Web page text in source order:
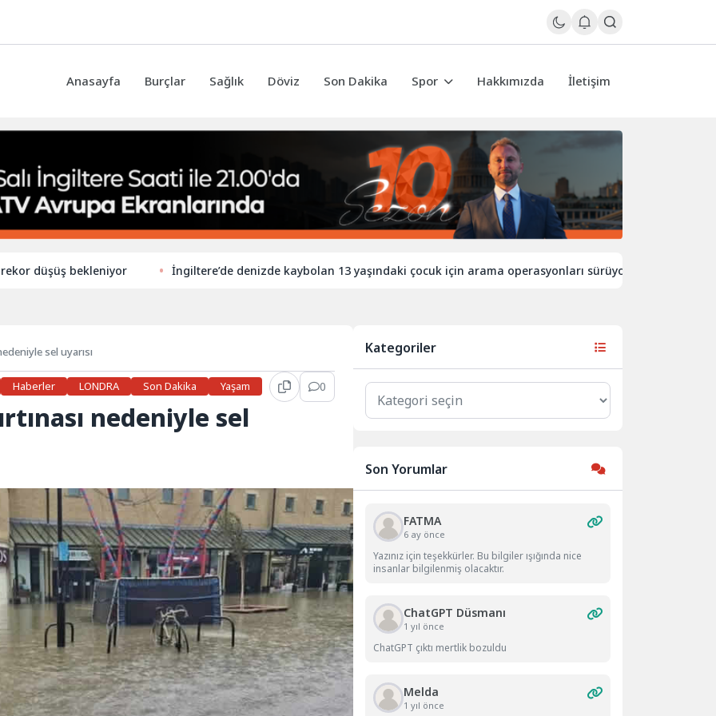
Anasayfa Burçlar Sağlık Döviz Son Dakika Spor Hakkımızda İletişim
bekleniyor İngiltere’de denizde kaybolan 13 yaşındaki çocuk için arama operasyonları sürüyor
sel uyarısı
Haberler LONDRA Son Dakika Yaşam 0
nedeniyle sel
Kategoriler
Kategoriler
Son Yorumlar
FATMA
6 ay önce
Yazınız için teşekkürler. Bu bilgiler ışığında nice
insanlar bilgilenmiş olacaktır.
ChatGPT Düsmanı
1 yıl önce
ChatGPT çıktı mertlik bozuldu
Melda
1 yıl önce